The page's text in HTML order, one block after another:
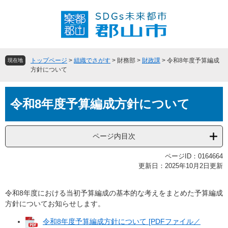
頭
飛
へ
現在地 トップページ > 組織でさがす > 財務部 > 財政課 > 令和8年度予算編成
方針について
文令和8年度予算編成方針について
ページ内目次
ページID：0164664
更新日：2025年10月2日更新
令和8年度における当初予算編成の基本的な考えをまとめた予算編成
方針についてお知らせします。
令和8年度予算編成方針について [PDFファイル／